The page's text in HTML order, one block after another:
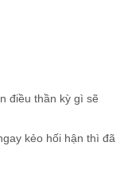
điều thần kỳ gì sẽ
kẻo hối hận thì đã